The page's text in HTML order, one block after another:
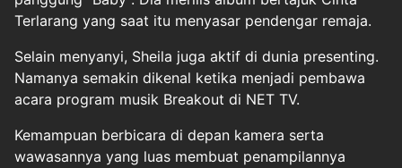
Terlarang yang saat itu menyasar pendengar remaja.
Selain menyanyi, Sheila juga aktif di dunia presenting.
Namanya semakin dikenal ketika menjadi pembawa
acara program musik Breakout di NET TV.
Kemampuan berbicara di depan kamera serta
wawasannya yang luas membuat penampilannya